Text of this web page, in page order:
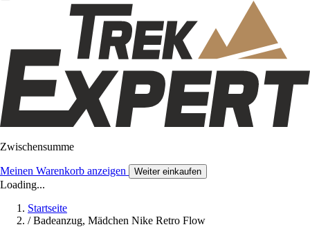
Zwischensumme
Meinen Warenkorb anzeigen Weiter einkaufen
Loading...
Startseite
/ Badeanzug, Mädchen Nike Retro Flow